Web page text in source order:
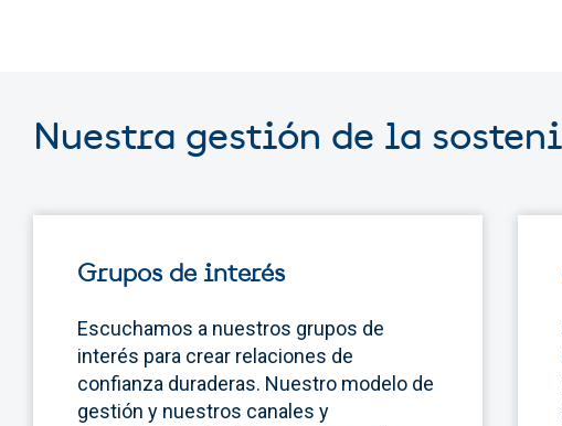
Nuestra gestión de la
Grupos de interés
Escuchamos a nuestros grupos de
interés para crear relaciones de
confianza duraderas. Nuestro modelo de
gestión y nuestros canales y